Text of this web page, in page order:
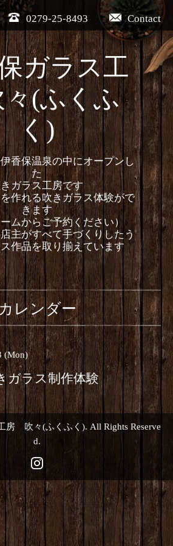
Contact
0279-25-8493
ガラス工
(ふくふ
く)
香保温泉の中にオープンし
た
ガラス工房です
作れる吹きガラス体験がで
きます
ムからご予約ください）
主がすべて手づくりしたう
作品を取り揃えています
レンダー
(Mon)
ラス制作体験
房 吹々(ふくふく). All Rights Reserve
d.